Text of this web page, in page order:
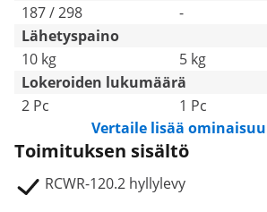
187 / 298
-
Lähetyspaino
10 kg
5 kg
Lokeroiden lukumäärä
2 Pc
1 Pc
Vertaile lisää
Toimituksen sisältö
RCWR-120.2 hyllylevy